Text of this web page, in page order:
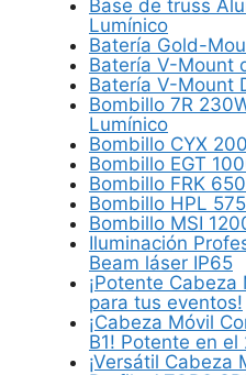
Base de truss
Lumínico
Batería Gold-
Batería V-Mount
Batería V-Mount
Bombillo 7R
Lumínico
Bombillo CYX
Bombillo EGT
Bombillo FRK
Bombillo HPL
Bombillo MSI
Iluminación
Beam láser IP65
¡Potente Cabeza
para tus eventos!
¡Cabeza Móvil
B1! Potente en el
¡Versátil Cabeza